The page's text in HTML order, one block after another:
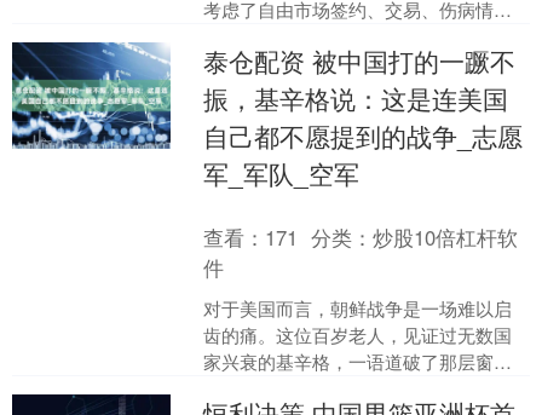
考虑了自由市场签约、交易、伤病情况
然稳坐榜首，紧随....
泰仓配资 被中国打的一蹶不
振，基辛格说：这是连美国
自己都不愿提到的战争_志愿
军_军队_空军
查看： 171 分类：炒股10倍杠杆软
件
对于美国而言，朝鲜战争是一场难以启
齿的痛。这位百岁老人，见证过无数国
家兴衰的基辛格，一语道破了那层窗户